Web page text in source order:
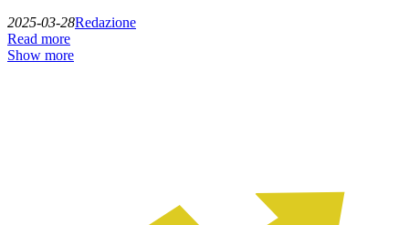
2025-03-28Redazione
Read more
Show more